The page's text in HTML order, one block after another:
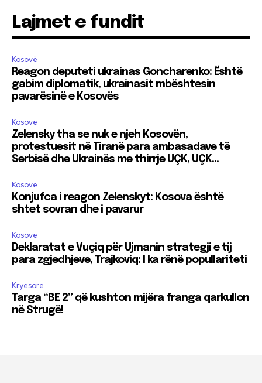
Lajmet e fundit
Kosovë
Reagon deputeti ukrainas Goncharenko: Është
gabim diplomatik, ukrainasit mbështesin
pavarësinë e Kosovës
Kosovë
Zelensky tha se nuk e njeh Kosovën,
protestuesit në Tiranë para ambasadave të
Serbisë dhe Ukrainës me thirrje UÇK, UÇK…
Kosovë
Konjufca i reagon Zelenskyt: Kosova është
shtet sovran dhe i pavarur
Kosovë
Deklaratat e Vuçiq për Ujmanin strategji e tij
para zgjedhjeve, Trajkoviq: I ka rënë popullariteti
Kryesore
Targa “BE 2” që kushton mijëra franga qarkullon
në Strugë!